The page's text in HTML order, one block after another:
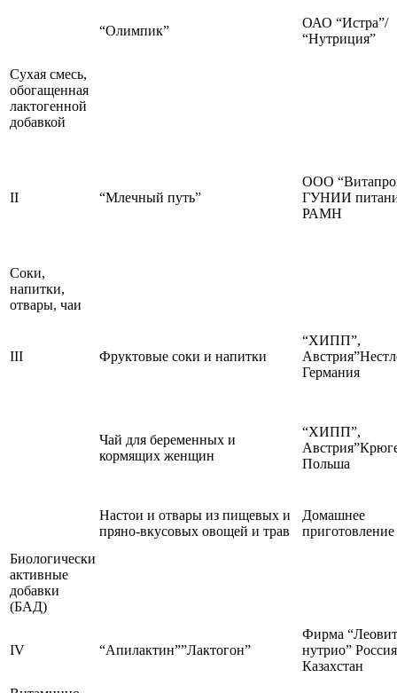
“Олимпик”
ОАО “Истра”/
“Нутриция”
Сухая смесь,
обогащенная
лактогенной
добавкой
II “Млечный путь”
ООО
ГУНИИ
РАМН
Соки,
напитки,
отвары, чаи
III Фруктовые соки и напитки
“ХИПП”,
Германия
Чай для беременных и
кормящих женщин
“ХИПП”,
Польша
Настои и отвары из пищевых и
пряно-вкусовых овощей и трав
Домашнее
приготовление
Биологически
активные
добавки
(БАД)
IV “Апилактин””Лактогон”
Фирма “Леовит
нутрио”
Казахстан